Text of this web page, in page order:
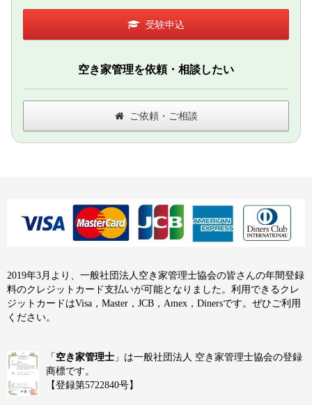
受験申込
空き家管理を依頼・相談したい
ご依頼・ご相談
2019年3月より、一般社団法人空き家管理士協会の皆さんの年間登録
料のクレジットカード支払いが可能となりました。利用できるクレ
ジットカードはVisa，Master，JCB，Amex，Dinersです。ぜひご利用
ください。
「 空き家管理士 」は一般社団法人 空き家管理士協会の登録
商標です。
【登録第5722840号】